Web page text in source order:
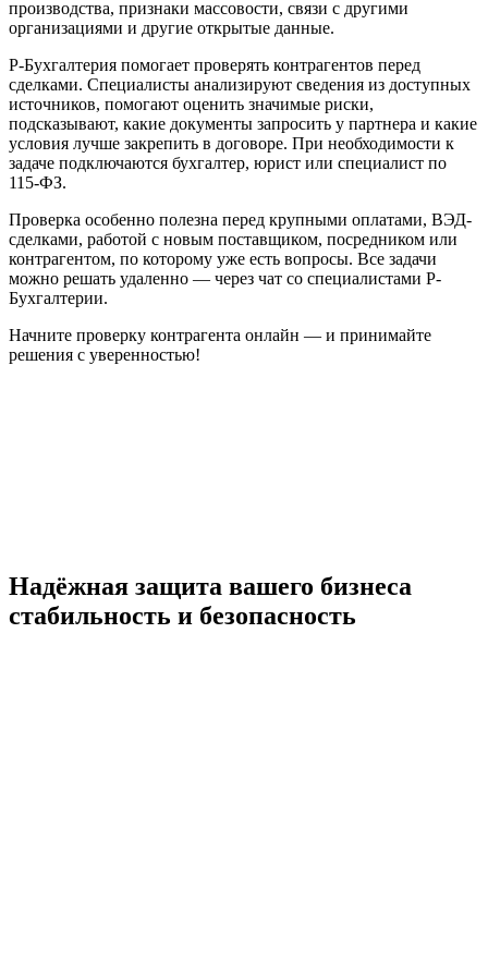
производства, признаки массовости, связи с другими
организациями и другие открытые данные.
Р-Бухгалтерия помогает проверять контрагентов перед
сделками. Специалисты анализируют сведения из доступных
источников, помогают оценить значимые риски,
подсказывают, какие документы запросить у партнера и какие
условия лучше закрепить в договоре. При необходимости к
задаче подключаются бухгалтер, юрист или специалист по
115-ФЗ.
Проверка особенно полезна перед крупными оплатами, ВЭД-
сделками, работой с новым поставщиком, посредником или
контрагентом, по которому уже есть вопросы. Все задачи
можно решать удаленно — через чат со специалистами Р-
Бухгалтерии.
Начните проверку контрагента онлайн — и принимайте
решения с уверенностью!
Надёжная защита вашего бизнеса
стабильность и безопасность